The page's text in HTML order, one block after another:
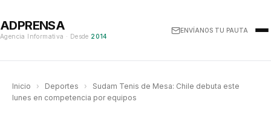
ADPRENSA
Agencia Informativa · Desde 2014
ENVÍANOS TU PAUTA
Inicio › Deportes ›
Sudam Tenis de Mesa: Chile debuta este
lunes en competencia por equipos